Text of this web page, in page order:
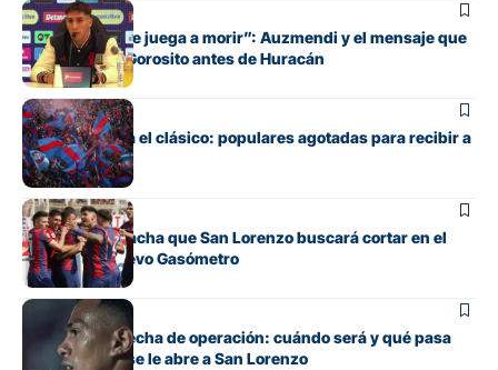
Fútbol
“Cada pelota se juega a morir”: Auzmendi y el mensaje que
transmitió de Gorosito antes de Huracán
Fútbol
Boedo ya juega el clásico: populares agotadas para recibir a
Huracán
Fútbol
La incómoda racha que San Lorenzo buscará cortar en el
clásico del Nuevo Gasómetro
Fútbol
Barrios tiene fecha de operación: cuándo será y qué pasa
con cupo que se le abre a San Lorenzo